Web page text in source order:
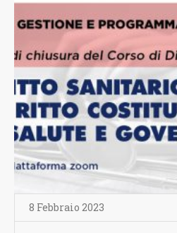
8 Febbraio 2023